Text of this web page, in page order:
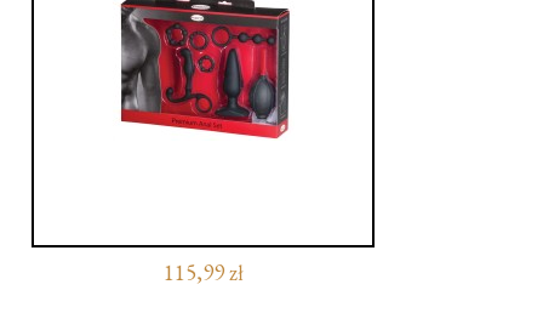
115,99 zł